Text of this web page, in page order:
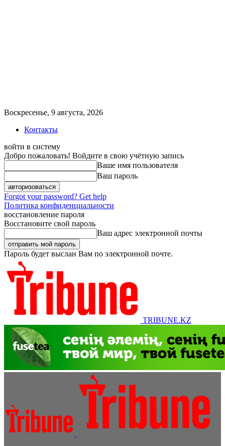
Воскресенье, 9 августа, 2026
Контакты
войти в систему
Добро пожаловать! Войдите в свою учётную запись
Ваше имя пользователя
Ваш пароль
Forgot your password? Get help
Политика конфиденциальности
восстановление пароля
Восстановите свой пароль
Ваш адрес электронной почты
Пароль будет выслан Вам по электронной почте.
TRIBUNE.KZ